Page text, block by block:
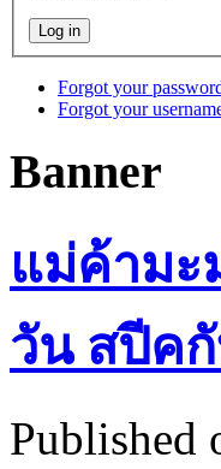
Forgot your
Forgot your
Banner
แม่ค้ามะ
วัน สปีค
Published